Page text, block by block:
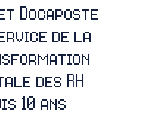
Docaposte
de la
des RH
10 ans